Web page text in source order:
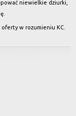
niewielkie dziurki,
w rozumieniu KC.